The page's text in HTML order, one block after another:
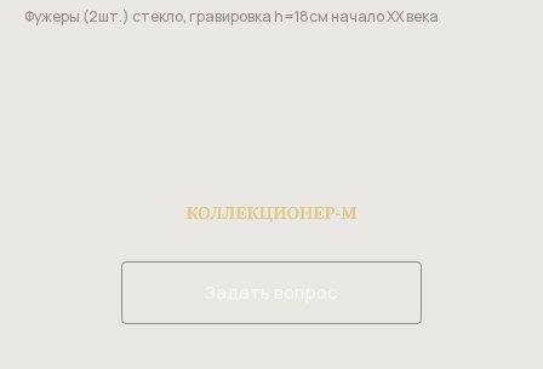
Фужеры (2шт.) стекло, гравировка h=18см начало ХХ века